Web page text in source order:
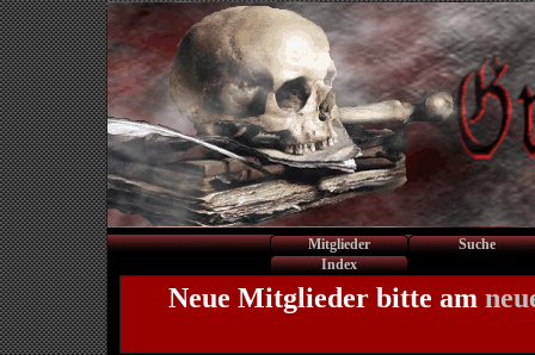
Mitglieder
Suche
Index
Neue Mitglieder bitte am